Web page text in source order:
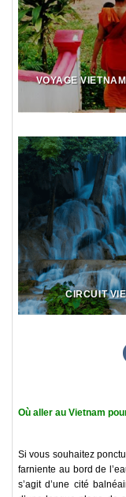
VOYAGE
CIRCUIT
Où aller au Vietnam
Si vous souhaitez
farniente au bord de
s’agit d’une cité